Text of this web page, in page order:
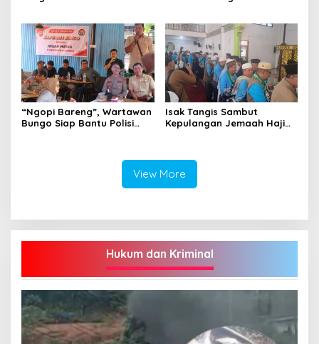
“Ngopi Bareng”, Wartawan
Bungo Siap Bantu Polisi
Isak Tangis Sambut
Kepulangan Jemaah Haji
View More
Hukum dan Kriminal